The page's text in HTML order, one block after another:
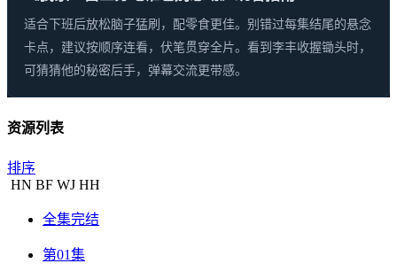
适合下班后放松脑子猛刷，配零食更佳。别错过每集结尾的悬念
卡点，建议按顺序连看，伏笔贯穿全片。看到李丰收握锄头时，
可猜猜他的秘密后手，弹幕交流更带感。
资源列表
排序
HN BF WJ HH
全集完结
第01集